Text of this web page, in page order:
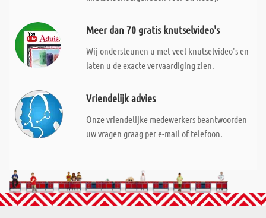
Meer dan 70 gratis knutselvideo's
Wij ondersteunen u met veel knutselvideo's en
laten u de exacte vervaardiging zien.
Vriendelijk advies
Onze vriendelijke medewerkers beantwoorden
uw vragen graag per e-mail of telefoon.